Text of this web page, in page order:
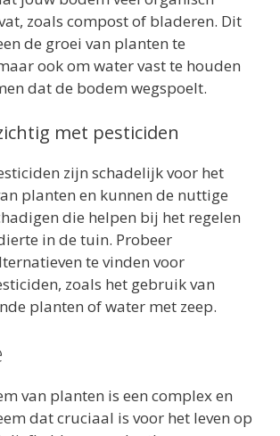
zoals compost of bladeren. Dit
de groei van planten te
ook om water vast te houden
dat de bodem wegspoelt.
met pesticiden
zijn schadelijk voor het
planten en kunnen de nuttige
die helpen bij het regelen
in de tuin. Probeer
te vinden voor
zoals het gebruik van
planten of water met zeep.
van planten is een complex en
dat cruciaal is voor het leven op